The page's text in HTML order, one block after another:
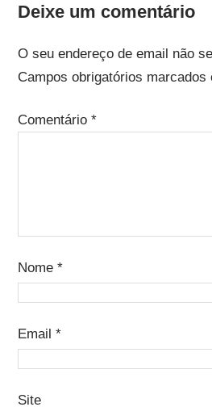
Deixe um comentário
O seu endereço de email não
Campos obrigatórios marcados
Comentário *
Nome *
Email *
Site